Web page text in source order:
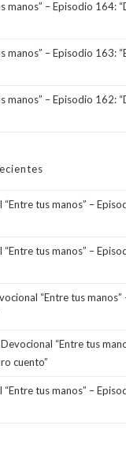
manos” – Episodio 164:
manos” – Episodio 163:
manos” – Episodio 162:
tus manos” –
tus manos” –
“Entre tus manos”
Devocional “Entre tus
cuento”
“Entre tus manos” –